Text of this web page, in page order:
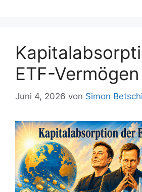
ETF-Vermögen
Juni 4, 2026 von Simon